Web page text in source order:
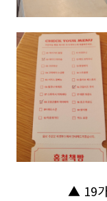
▲ 19